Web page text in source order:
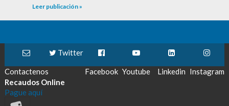
Leer publicación »
Contactenos
Twitter
Facebook Youtube Linkedin Instagram
Recaudos Online
Pague aquí